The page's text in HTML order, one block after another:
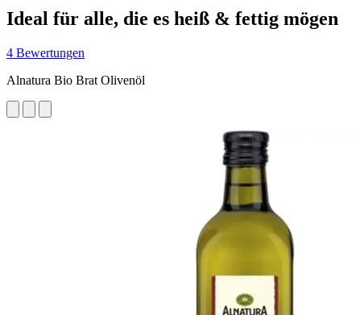
Ideal für alle, die es heiß & fettig mögen
4 Bewertungen
Alnatura Bio Brat Olivenöl